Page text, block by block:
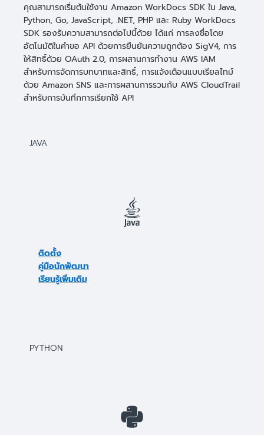
คุณสามารถเริ่มต้นใช้งาน Amazon WorkDocs SDK ใน Java,
Python, Go, JavaScript, .NET, PHP และ Ruby WorkDocs
SDK รองรับความสามารถต่อไปนี้ด้วย ได้แก่ การลงชื่อโดย
อัตโนมัติในคำขอ API ด้วยการยืนยันความถูกต้อง SigV4, การ
ให้สิทธิ์ด้วย OAuth 2.0, การผสานการทำงาน AWS IAM
สำหรับการจัดการบทบาทและสิทธิ์, การแจ้งเตือนแบบเรียลไทม์
ด้วย Amazon SNS และการผสานการรวมกับ AWS CloudTrail
สำหรับการบันทึกการเรียกใช้ API
JAVA
ติดตั้ง
คู่มือนักพัฒนา
เรียนรู้เพิ่มเติม
PYTHON